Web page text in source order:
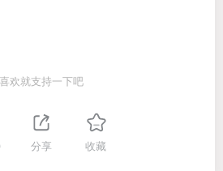
喜欢就支持一下吧
分享 收藏